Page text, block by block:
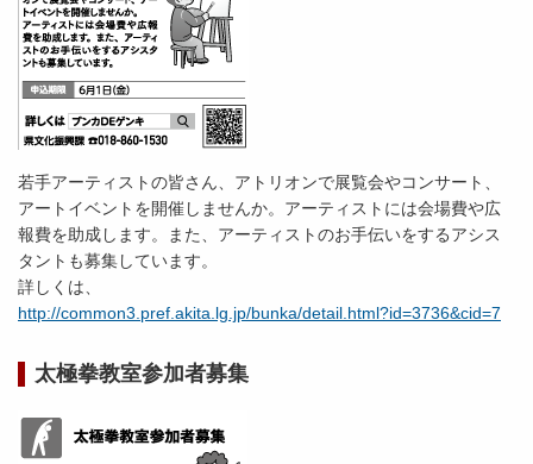
若手アーティストの皆さん、アトリオンで展覧会やコンサート、
アートイベントを開催しませんか。アーティストには会場費や広
報費を助成します。また、アーティストのお手伝いをするアシス
タントも募集しています。
詳しくは、
http://common3.pref.akita.lg.jp/bunka/detail.html?id=3736&cid=7
太極拳教室参加者募集